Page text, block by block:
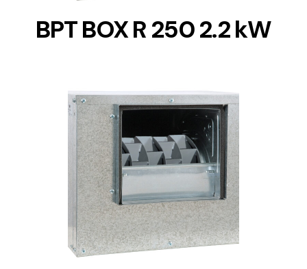
BPT BOX R 250 2.2 kW
DETAILS